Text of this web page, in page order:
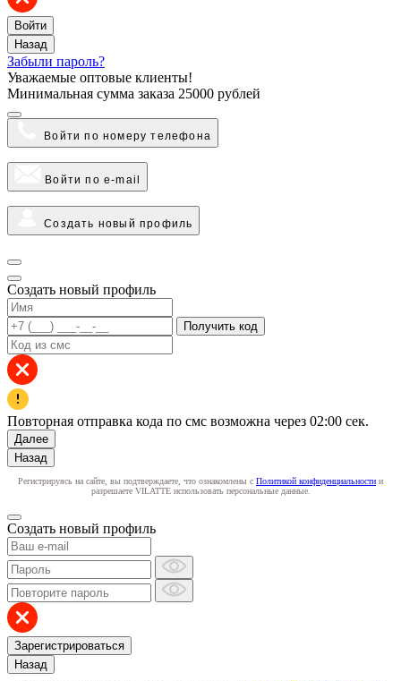
Войти
Назад
Забыли пароль?
Уважаемые оптовые клиенты!
Минимальная сумма заказа 25000 рублей
Войти по номеру телефона
Войти по e-mail
Создать новый профиль
Создать новый профиль
Получить код
Повторная отправка кода по смс возможна через 02:00 сек.
Далее
Назад
Регистрируясь на сайте, вы подтверждаете, что ознакомлены с Политикой конфиденциальности и
разрешаете VILATTE использовать персональные данные.
Создать новый профиль
Зарегистрироваться
Назад